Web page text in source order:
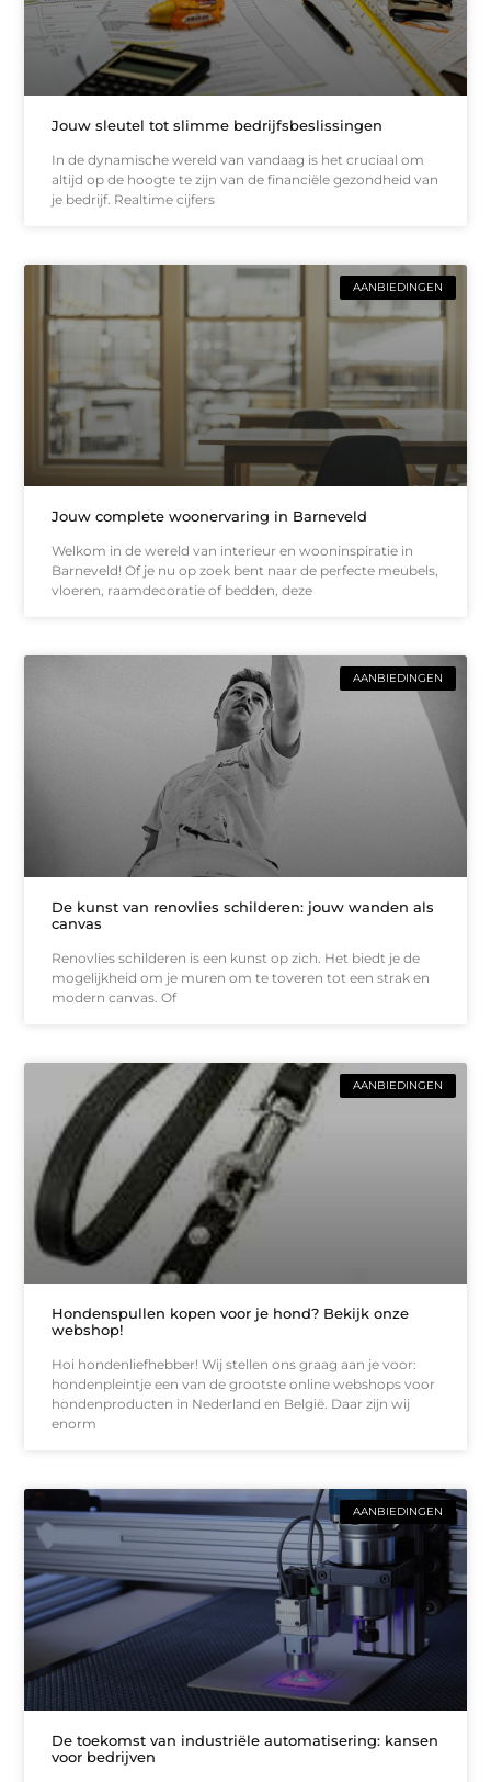
Jouw sleutel tot slimme bedrijfsbeslissingen
In de dynamische wereld van vandaag is het cruciaal om
altijd op de hoogte te zijn van de financiële gezondheid van
je bedrijf. Realtime cijfers
AANBIEDINGEN
Jouw complete woonervaring in Barneveld
Welkom in de wereld van interieur en wooninspiratie in
Barneveld! Of je nu op zoek bent naar de perfecte meubels,
vloeren, raamdecoratie of bedden, deze
AANBIEDINGEN
De kunst van renovlies schilderen: jouw wanden als
canvas
Renovlies schilderen is een kunst op zich. Het biedt je de
mogelijkheid om je muren om te toveren tot een strak en
modern canvas. Of
AANBIEDINGEN
Hondenspullen kopen voor je hond? Bekijk onze
webshop!
Hoi hondenliefhebber! Wij stellen ons graag aan je voor:
hondenpleintje een van de grootste online webshops voor
hondenproducten in Nederland en België. Daar zijn wij
enorm
AANBIEDINGEN
De toekomst van industriële automatisering: kansen
voor bedrijven